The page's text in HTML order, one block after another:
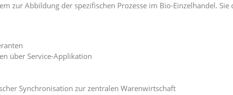
zur Abbildung der spezifischen Prozesse im Bio-Einzelhandel.
über Service-Applikation
Synchronisation zur zentralen Warenwirtschaft